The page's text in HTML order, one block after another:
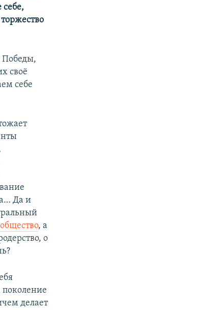
Победы,
своё
себе
Да и
общество, а
о
делает